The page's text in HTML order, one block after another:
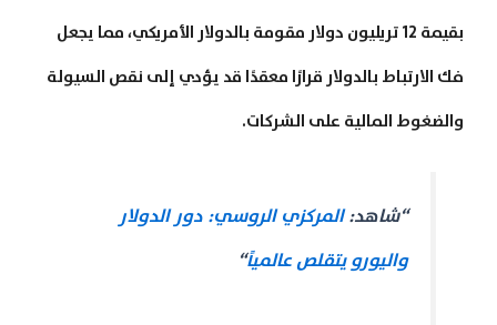
بقيمة 12 تريليون دولار مقومة بالدولار الأمريكي، مما يجعل
فك الارتباط بالدولار قرارًا معقدًا قد يؤدي إلى نقص السيولة
والضغوط المالية على الشركات.
“شاهد:المركزي الروسي: دور الدولار
واليورو يتقلص عالمياً“